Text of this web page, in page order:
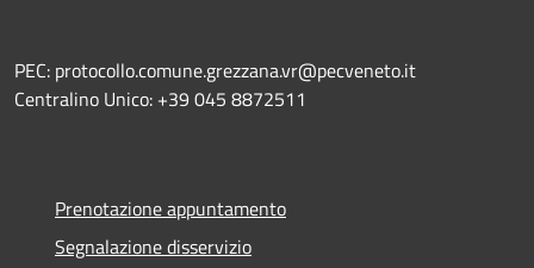
PEC: protocollo.comune.grezzana.vr@pecveneto.it
Centralino Unico: +39 045 8872511
Prenotazione appuntamento
Segnalazione disservizio